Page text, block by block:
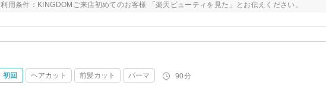
利用条件：KINGDOMご来店初めてのお客様 「楽天ビューティを見た」とお伝えください。
初回 ヘアカット 前髪カット パーマ 90分